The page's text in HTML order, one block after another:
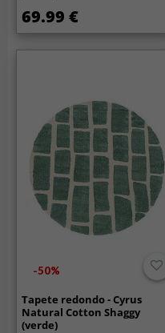
69.99 €
-50%
Tapete redondo - Cyrus
Natural Cotton Shaggy
(verde)